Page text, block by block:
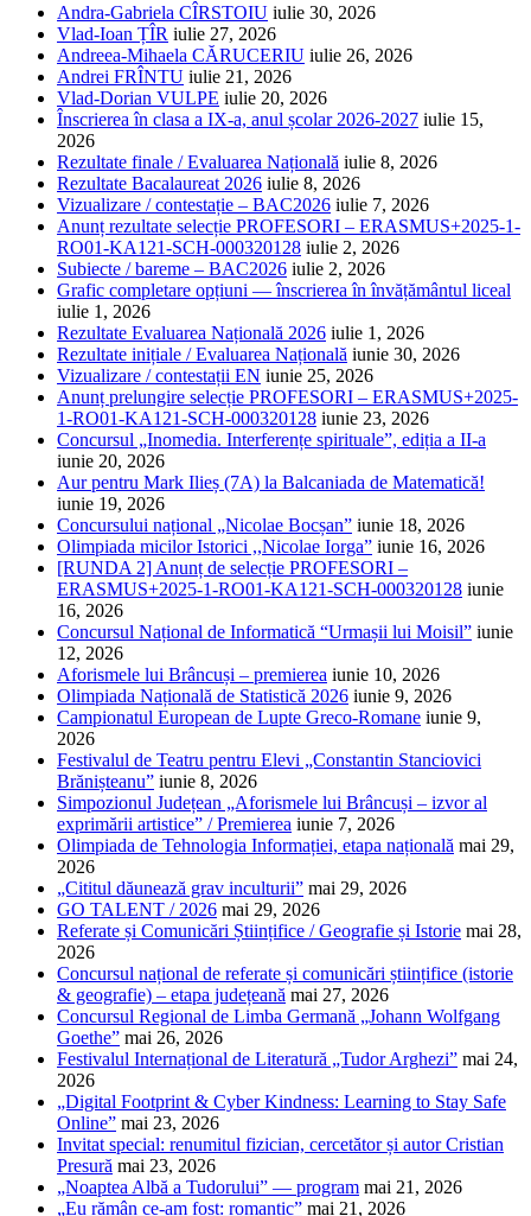
Andra-Gabriela CÎRSTOIU iulie 30, 2026
Vlad-Ioan ȚÎR iulie 27, 2026
Andreea-Mihaela CĂRUCERIU iulie 26, 2026
Andrei FRÎNTU iulie 21, 2026
Vlad-Dorian VULPE iulie 20, 2026
Înscrierea în clasa a IX-a, anul școlar 2026-2027 iulie 15,
2026
Rezultate finale / Evaluarea Națională iulie 8, 2026
Rezultate Bacalaureat 2026 iulie 8, 2026
Vizualizare / contestație – BAC2026 iulie 7, 2026
Anunț rezultate selecție PROFESORI – ERASMUS+2025-1-
RO01-KA121-SCH-000320128 iulie 2, 2026
Subiecte / bareme – BAC2026 iulie 2, 2026
Grafic completare opțiuni — înscrierea în învățământul liceal
iulie 1, 2026
Rezultate Evaluarea Națională 2026 iulie 1, 2026
Rezultate inițiale / Evaluarea Națională iunie 30, 2026
Vizualizare / contestații EN iunie 25, 2026
Anunț prelungire selecție PROFESORI – ERASMUS+2025-
1-RO01-KA121-SCH-000320128 iunie 23, 2026
Concursul „Inomedia. Interferențe spirituale”, ediția a II-a
iunie 20, 2026
Aur pentru Mark Ilieș (7A) la Balcaniada de Matematică!
iunie 19, 2026
Concursului național „Nicolae Bocșan” iunie 18, 2026
Olimpiada micilor Istorici ,,Nicolae Iorga” iunie 16, 2026
[RUNDA 2] Anunț de selecție PROFESORI –
ERASMUS+2025-1-RO01-KA121-SCH-000320128 iunie
16, 2026
Concursul Național de Informatică “Urmașii lui Moisil” iunie
12, 2026
Aforismele lui Brâncuși – premierea iunie 10, 2026
Olimpiada Națională de Statistică 2026 iunie 9, 2026
Campionatul European de Lupte Greco-Romane iunie 9,
2026
Festivalul de Teatru pentru Elevi „Constantin Stanciovici
Brănișteanu” iunie 8, 2026
Simpozionul Județean „Aforismele lui Brâncuși – izvor al
exprimării artistice” / Premierea iunie 7, 2026
Olimpiada de Tehnologia Informației, etapa națională mai 29,
2026
„Cititul dăunează grav inculturii” mai 29, 2026
GO TALENT / 2026 mai 29, 2026
Referate și Comunicări Științifice / Geografie și Istorie mai 28,
2026
Concursul național de referate și comunicări științifice (istorie
& geografie) – etapa județeană mai 27, 2026
Concursul Regional de Limba Germană „Johann Wolfgang
Goethe” mai 26, 2026
Festivalul Internațional de Literatură „Tudor Arghezi” mai 24,
2026
„Digital Footprint & Cyber Kindness: Learning to Stay Safe
Online” mai 23, 2026
Invitat special: renumitul fizician, cercetător și autor Cristian
Presură mai 23, 2026
„Noaptea Albă a Tudorului” — program mai 21, 2026
„Eu rămân ce-am fost: romantic” mai 21, 2026